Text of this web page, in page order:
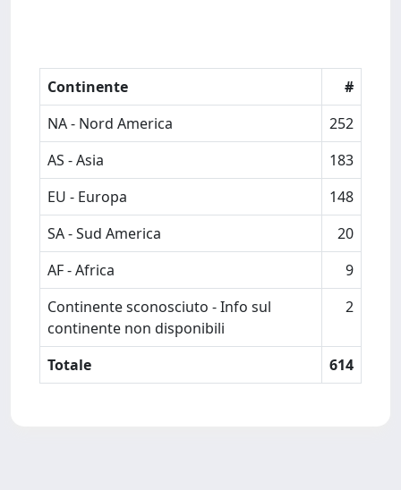
Continente
#
NA - Nord America
252
AS - Asia
183
EU - Europa
148
SA - Sud America
20
AF - Africa
9
Continente sconosciuto - Info sul
continente non disponibili
2
Totale 614